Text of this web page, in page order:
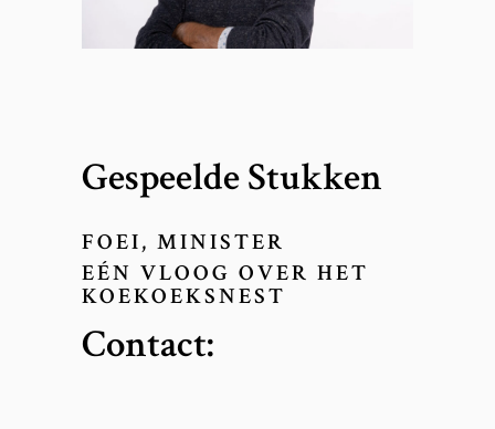
Gespeelde Stukken
FOEI, MINISTER
EÉN VLOOG OVER HET
KOEKOEKSNEST
Contact: